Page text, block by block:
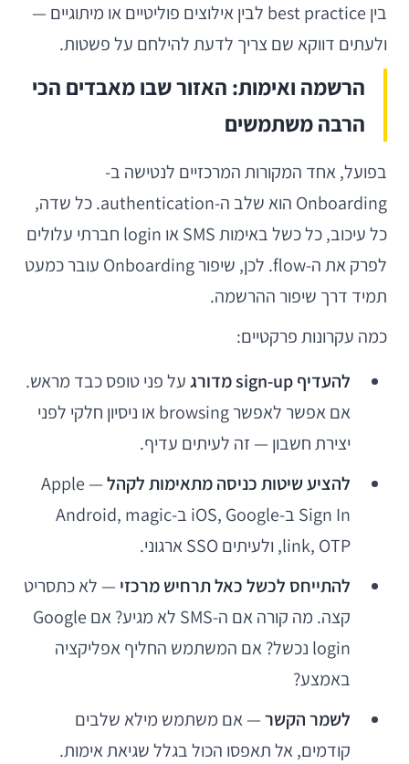
בין best practice לבין אילוצים פוליטיים או מיתוגיים —
ולעתים דווקא שם צריך לדעת להילחם על פשטות.
הרשמה ואימות: האזור שבו מאבדים הכי
הרבה משתמשים
בפועל, אחד המקורות המרכזיים לנטישה ב-
Onboarding הוא שלב ה-authentication. כל שדה,
כל עיכוב, כל כשל באימות SMS או login חברתי עלולים
לפרק את ה-flow. לכן, שיפור Onboarding עובר כמעט
תמיד דרך שיפור ההרשמה.
כמה עקרונות פרקטיים:
להעדיף sign-up מדורג
על פני טופס כבד מראש.
אם אפשר לאפשר browsing או ניסיון חלקי לפני
יצירת חשבון — זה לעיתים עדיף.
להציע שיטות כניסה מתאימות לקהל
— Apple
Sign In ב-iOS, Google ב-Android, magic
link, OTP, ולעיתים SSO ארגוני.
להתייחס לכשל כאל תרחיש מרכזי — לא כתסריט
קצה. מה קורה אם ה-SMS לא מגיע? אם Google
login נכשל? אם המשתמש החליף אפליקציה
באמצע?
לשמר הקשר— אם משתמש מילא שלבים
קודמים, אל תאפסו הכול בגלל שגיאת אימות.